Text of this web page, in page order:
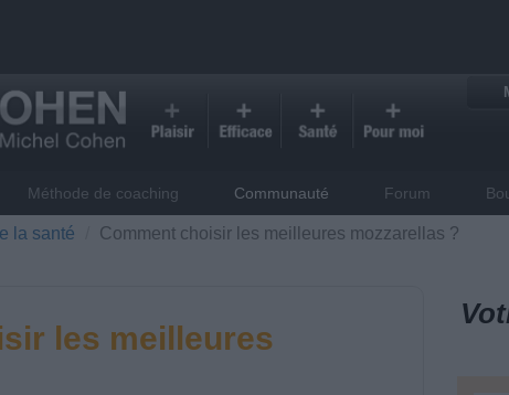
Méthode de coaching Communauté Forum
la santé Comment choisir les meilleures mozzarellas ?
les meilleures